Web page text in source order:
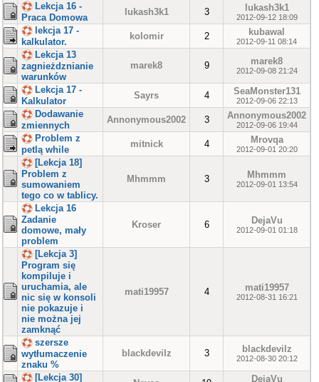
Lekcja 16 -
Praca Domowa
lukash3k1 3 lukash3k1
2012-09-12 18:09
lekcja 17 -
kalkulator.
kolomir 2 kubawal
2012-09-11 08:14
Lekcja 13
zagnieżdznianie
warunków
marek8 9 marek8
2012-09-08 21:24
Lekcja 17 -
Kalkulator
Sayrs 4 SeaMonster131
2012-09-06 22:13
Dodawanie
zmiennych
Annonymous2002 3 Annonymous2002
2012-09-06 19:44
Problem z
petlą while
mitnick 4 Mrovqa
2012-09-01 20:20
[Lekcja 18]
Problem z
sumowaniem
tego co w tablicy.
Mhmmm 3 Mhmmm
2012-09-01 13:54
Lekcja 16
Zadanie
domowe, mały
problem
Kroser 6 DejaVu
2012-09-01 01:18
[Lekcja 3]
Program się
kompiluje i
uruchamia, ale
nic się w konsoli
nie pokazuje i
nie można jej
zamknąć
mati19957 4 mati19957
2012-08-31 16:21
szersze
wytłumaczenie
znaku %
blackdevilz 3 blackdevilz
2012-08-30 20:12
[Lekcja 30] DejaVu